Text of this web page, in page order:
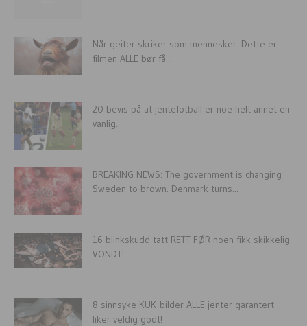
Når geiter skriker som mennesker. Dette er
filmen ALLE bør få...
20 bevis på at jentefotball er noe helt annet en
vanlig...
BREAKING NEWS: The government is changing
Sweden to brown. Denmark turns...
16 blinkskudd tatt RETT FØR noen fikk skikkelig
VONDT!
8 sinnsyke KUK-bilder ALLE jenter garantert
liker veldig godt!